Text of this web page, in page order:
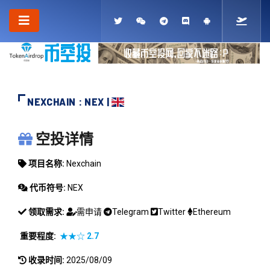
NEXCHAIN : NEX |
NEXCHAIN
空投详情
项目名称: Nexchain
代币符号: NEX
领取需求: 需申请 Telegram Twitter Ethereum
重要程度: ★★☆ 2.7
收录时间: 2025/08/09